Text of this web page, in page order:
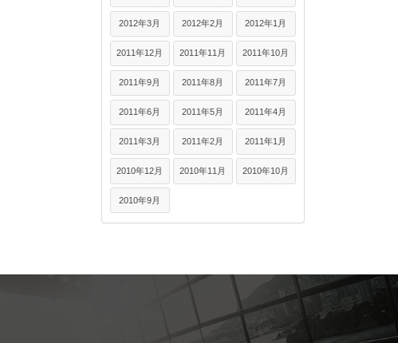
2012年3月 2012年2月 2012年1月
2011年12月 2011年11月 2011年10月
2011年9月 2011年8月 2011年7月
2011年6月 2011年5月 2011年4月
2011年3月 2011年2月 2011年1月
2010年12月 2010年11月 2010年10月
2010年9月